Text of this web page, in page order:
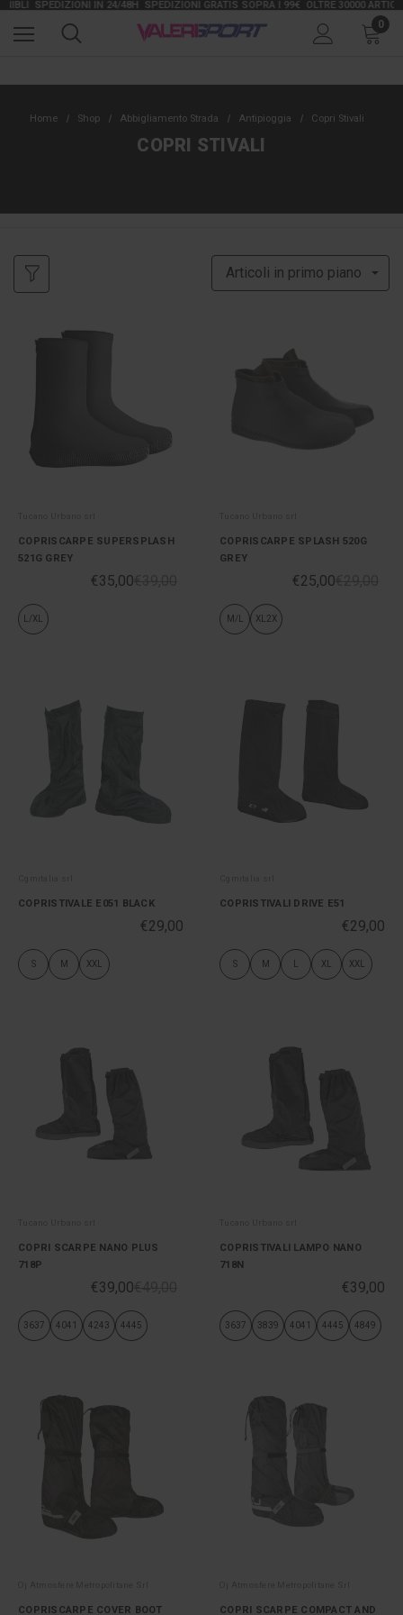
SPEDIZIONI IN 24/48HSPEDIZIONI GRATIS SOPRA I 99€OLTRE 30000 ARTICOLI
0
Home Shop Abbigliamento Strada Antipioggia Copri Stivali
COPRI STIVALI
COPRISCARPE SUPERSPLASH
521G GREY
€35,00
L/XL
COPRISCARPE SPLASH 520G
GREY
€25,00
M/L XL2X
COPRISTIVALE E051 BLACK
€29,00
S M XXL
COPRISTIVALI DRIVE E51
€29,00
S M XL XXL
COPRI SCARPE NANO PLUS
718P
€39,00
3637 4041 4243 4445
COPRISTIVALI LAMPO NANO
718N
€39,00
3637 3839 4041 4445 4849
COPRISCARPE COVER BOOT
COPRI SCARPE COMPACT AND